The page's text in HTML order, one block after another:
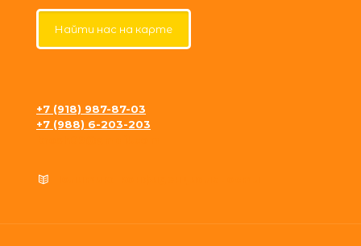
Найти нас на карте
+7 (918) 987-87-03
+7 (988) 6-203-203